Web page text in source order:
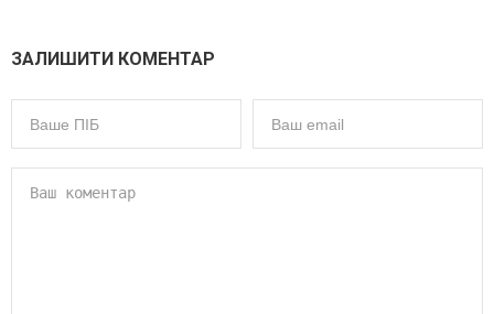
ЗАЛИШИТИ КОМЕНТАР